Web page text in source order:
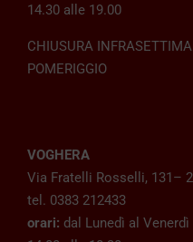
14.30 alle 19.00
CHIUSURA
POMERIGGIO
VOGHERA
Via Fratelli Rosselli, 131–
tel. 0383 212433
orari: dal Lunedì al